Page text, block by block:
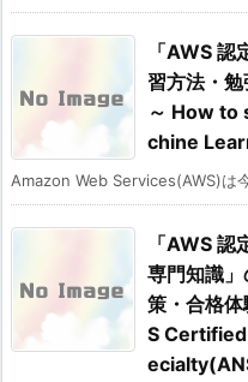
「AWS
習方法・
～ How
chine
Amazon Web Services(AWS)は
「AWS
専門知識
策・合格
S